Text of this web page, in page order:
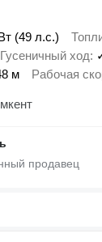
(49 л.с.)
Гусеничный ход
м Рабочая